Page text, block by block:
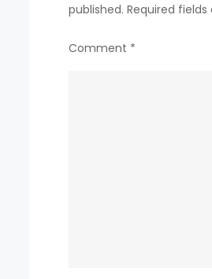
published. Required
Comment *